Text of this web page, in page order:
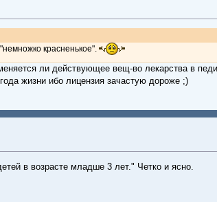
красненькое".
ли действующее вещ-во лекарства в
жизни ибо лицензия зачастую дороже ;)
в возрасте младше 3 лет." Четко и ясно.